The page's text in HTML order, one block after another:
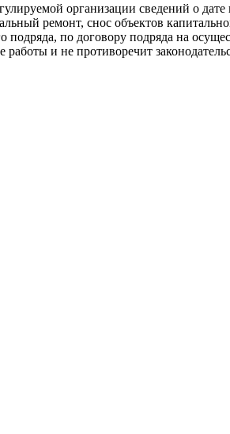
организации сведений о
ремонт, снос объектов
по договору подряда на
и не противоречит